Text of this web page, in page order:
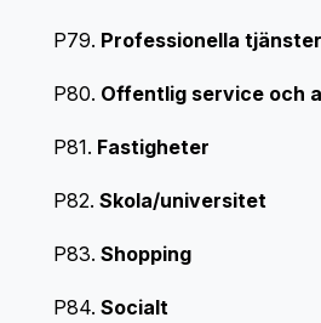
P79. Professionella tjänster
P80. Offentlig service och
P81. Fastigheter
P82. Skola/universitet
P83. Shopping
P84. Socialt